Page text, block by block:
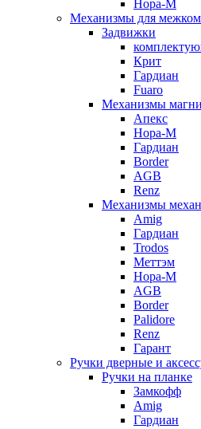
Нора-М
Механизмы для
Задвижки
Крит
Гардиан
Fuaro
Механизмы
Апекс
Нора-М
Гардиан
Border
AGB
Renz
Механизмы
Amig
Гардиан
Trodos
Меттэм
Нора-М
AGB
Border
Palidore
Renz
Гарант
Ручки дверные и
Ручки на планке
Замкофф
Amig
Гардиан